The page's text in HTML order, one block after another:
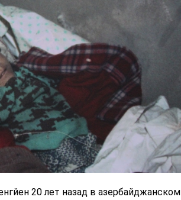
20 лет назад в азербайджанском